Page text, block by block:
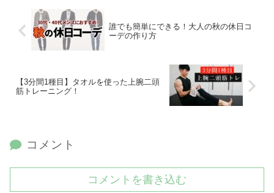
誰でも簡単にできる！大人の秋の休日コ
ーデの作り方
【3分間1種目】タオルを使った上腕二頭
筋トレーニング！
コメント
コメントを書き込む